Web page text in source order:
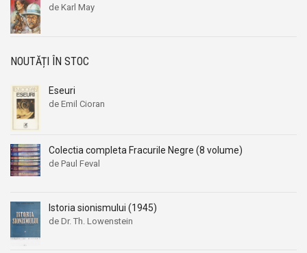
de Karl May
NOUTĂȚI ÎN STOC
Eseuri
de Emil Cioran
Colectia completa Fracurile Negre (8 volume)
de Paul Feval
Istoria sionismului (1945)
de Dr. Th. Lowenstein